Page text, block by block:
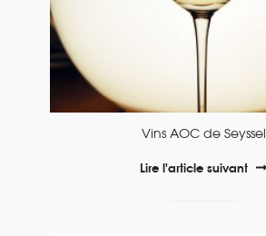
Vins AOC de Seyssel
Lire l'article suivant